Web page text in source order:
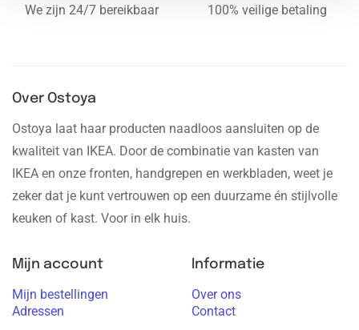
We zijn 24/7 bereikbaar 100% veilige betaling
Over Ostoya
Ostoya laat haar producten naadloos aansluiten op de
kwaliteit van IKEA. Door de combinatie van kasten van
IKEA en onze fronten, handgrepen en werkbladen, weet je
zeker dat je kunt vertrouwen op een duurzame én stijlvolle
keuken of kast. Voor in elk huis.
Mijn account
Mijn bestellingen
Adressen
Informatie
Over ons
Contact